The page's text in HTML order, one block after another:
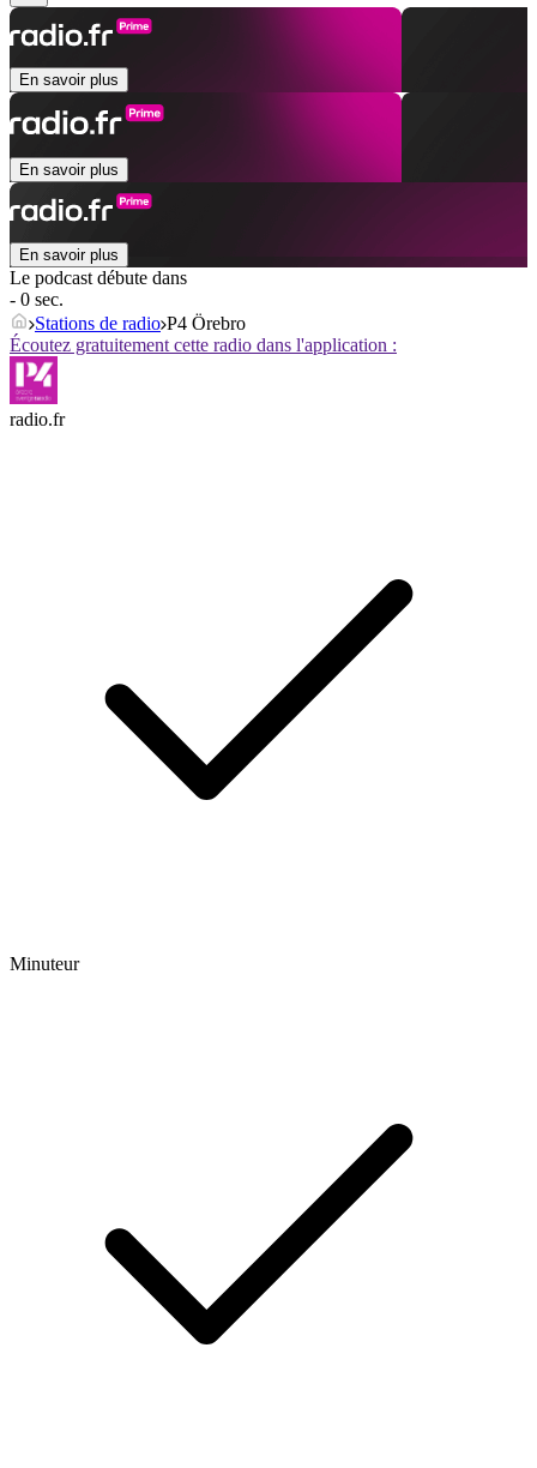
En savoir plus
En savoir plus
En savoir plus
Le podcast débute dans
- 0 sec.
Stations de radio P4 Örebro
Écoutez gratuitement cette radio dans l'application :
radio.fr
Minuteur